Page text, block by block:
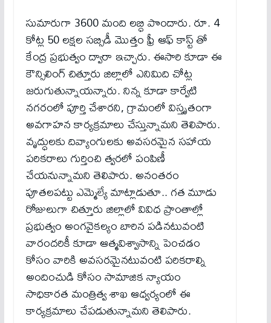
సుమారుగా 3600 మంది లబ్ధి పొందారు. రూ. 4
కోట్ల 50 లక్షల సబ్సిడీ మొత్తం ఫ్రీ ఆఫ్ కాస్ట్ తో
కేంద్ర ప్రభుత్వం ద్వారా ఇచ్చారు. ఈసారి కూడా ఈ
కౌన్సిలింగ్ చిత్తూరు జిల్లాలో ఎనిమిది చోట్ల
జరుగుతున్నాయన్నారు. నిన్న కూడా కార్వేటి
నగరంలో పూర్తి చేశారని, గ్రామంలో విస్తృతంగా
అవగాహన కార్యక్రమాలు చేస్తున్నామని తెలిపారు.
వృద్ధులకు దివ్యాంగులకు అవసరమైన సహాయ
పరికరాలు గుర్తించి త్వరలో పంపిణీ
చేయనున్నామని తెలిపారు. అనంతరం
పూతలపట్టు ఎమ్మెల్యే మాట్లాడుతూ.. గత మూడు
రోజులుగా చిత్తూరు జిల్లాలో వివిధ ప్రాంతాల్లో
ప్రభుత్వం అంగవైకల్యం బారిన పడినటువంటి
వారందరికీ కూడా ఆత్మవిశ్వాసాన్ని పెంచడం
కోసం వారికి అవసరమైనటువంటి పరికరాల్ని
అందించుడి కోసం సామాజిక న్యాయం
సాధికారత మంత్రిత్వ శాఖ ఆధ్వర్యంలో ఈ
కార్యక్రమాలు చేపడుతున్నామని తెలిపారు.